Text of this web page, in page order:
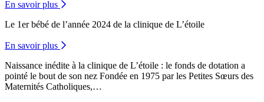
En savoir plus
Le 1er bébé de l’année 2024 de la clinique de L’étoile
En savoir plus
Naissance inédite à la clinique de L’étoile : le fonds de dotation a
pointé le bout de son nez Fondée en 1975 par les Petites Sœurs des
Maternités Catholiques,…